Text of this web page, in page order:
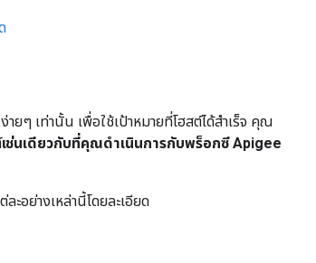
เท่านั้น เพื่อใช้เป้าหมายที่โฮสต์ได้สำเร็จ คุณ
เช่นเดียวกับที่คุณดำเนินการกับพร็อกซี Apigee
ละอย่างเหล่านี้โดยละเอียด